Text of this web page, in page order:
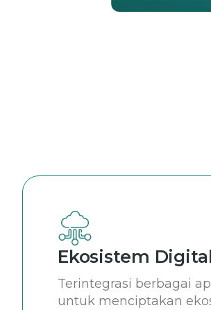
Ekosistem
Terintegrasi berbagai
untuk menciptakan